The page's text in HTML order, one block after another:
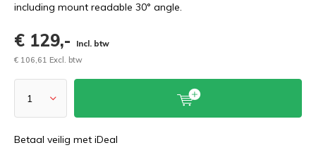
including mount readable 30° angle.
€ 129,-
Incl. btw
€ 106,61 Excl. btw
Betaal veilig met iDeal